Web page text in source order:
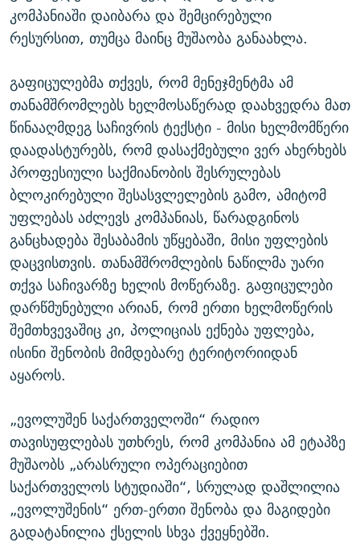
კომპანიაში დაიბარა და შემცირებული
რესურსით, თუმცა მაინც მუშაობა განაახლა.
გაფიცულებმა თქვეს, რომ მენეჯმენტმა ამ
თანამშრომლებს ხელმოსაწერად დაახვედრა მათ
წინააღმდეგ საჩივრის ტექსტი - მისი ხელმომწერი
დაადასტურებს, რომ დასაქმებული ვერ ახერხებს
პროფესიული საქმიანობის შესრულებას
ბლოკირებული შესასვლელების გამო, ამიტომ
უფლებას აძლევს კომპანიას, წარადგინოს
განცხადება შესაბამის უწყებაში, მისი უფლების
დაცვისთვის. თანამშრომლების ნაწილმა უარი
თქვა საჩივარზე ხელის მოწერაზე. გაფიცულები
დარწმუნებული არიან, რომ ერთი ხელმოწერის
შემთხვევაშიც კი, პოლიციას ექნება უფლება,
ისინი შენობის მიმდებარე ტერიტორიიდან
აყაროს.
„ევოლუშენ საქართველოში“ რადიო
თავისუფლებას უთხრეს, რომ კომპანია ამ ეტაპზე
მუშაობს „არასრული ოპერაციებით
საქართველოს სტუდიაში“, სრულად დაშლილია
„ევოლუშენის“ ერთ-ერთი შენობა და მაგიდები
გადატანილია ქსელის სხვა ქვეყნებში.